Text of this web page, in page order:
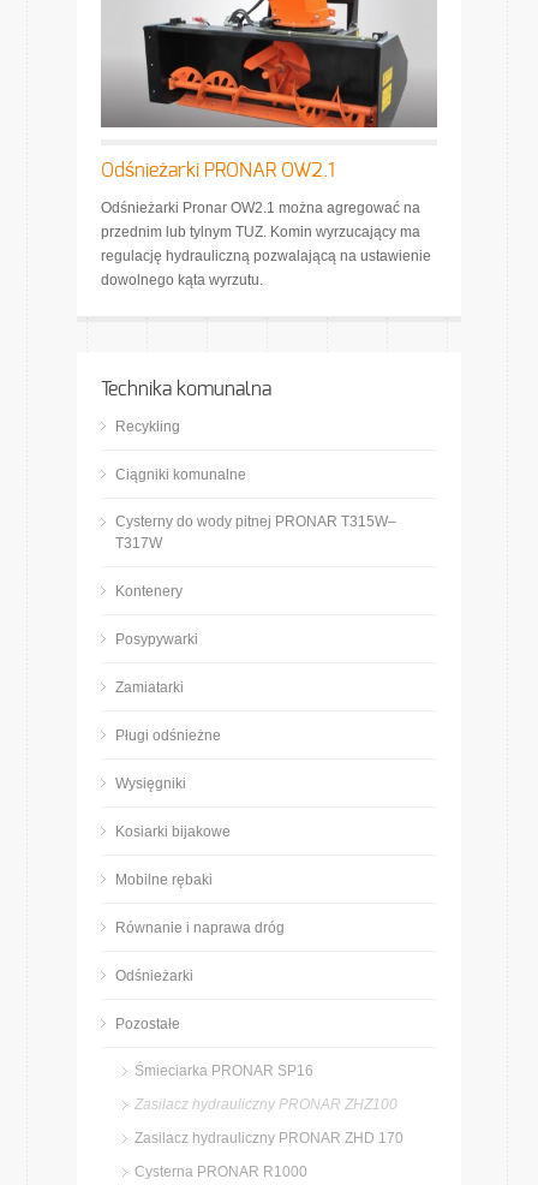
Odśnieżarki PRONAR OW2.1
Odśnieżarki Pronar OW2.1 można agregować na
przednim lub tylnym TUZ. Komin wyrzucający ma
regulację hydrauliczną pozwalającą na ustawienie
dowolnego kąta wyrzutu.
Technika komunalna
Recykling
Ciągniki komunalne
Cysterny do wody pitnej PRONAR T315W–
T317W
Kontenery
Posypywarki
Zamiatarki
Pługi odśnieżne
Wysięgniki
Kosiarki bijakowe
Mobilne rębaki
Równanie i naprawa dróg
Odśnieżarki
Pozostałe
Śmieciarka PRONAR SP16
Zasilacz hydrauliczny PRONAR ZHZ100
Zasilacz hydrauliczny PRONAR ZHD 170
Cysterna PRONAR R1000